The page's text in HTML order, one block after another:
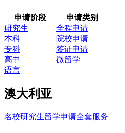
申请阶段
申请类别
研究生
全程申请
本科
院校申请
专科
签证申请
高中
微留学
语言
澳大利亚
名校研究生留学申请全套服务